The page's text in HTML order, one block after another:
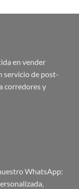
en vender
servicio de post-
corredores y
WhatsApp: